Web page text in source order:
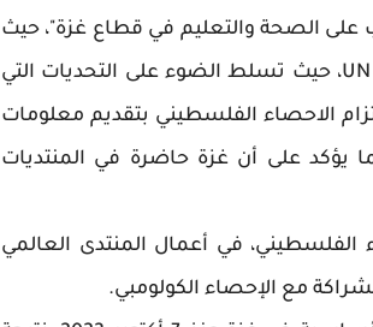
على الصحة والتعليم في قطاع غزة"، حيث
تم إعداد هذه القصة بالتعاون مع SDGs Today، وUN SDSN، UNESCWA، حيث تسلط الضوء على التحديات التي
الاحصاء الفلسطيني بتقديم معلومات
يؤكد على أن غزة حاضرة في المنتديات
في أعمال المنتدى العالمي
مع الإحصاء الكولومبي.